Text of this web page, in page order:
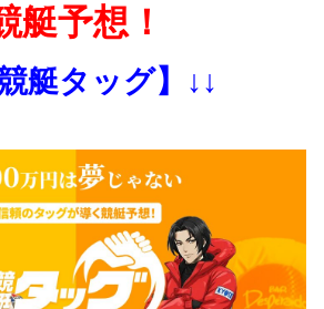
艇予想！
艇タッグ】↓↓